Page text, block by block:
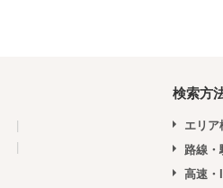
検索方
エリア
路線・
高速・